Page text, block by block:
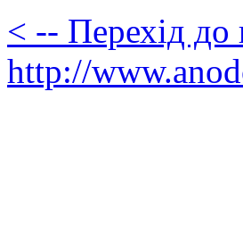
< -- Перехід до
http://